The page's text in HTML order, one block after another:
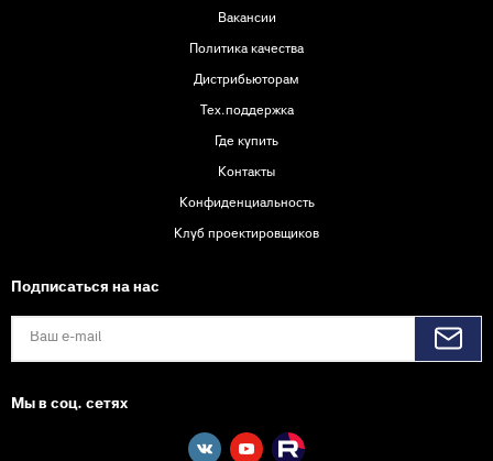
Вакансии
Политика качества
Дистрибьюторам
Тех.поддержка
Где купить
Контакты
Конфиденциальность
Клуб проектировщиков
Подписаться на нас
Мы в соц. сетях